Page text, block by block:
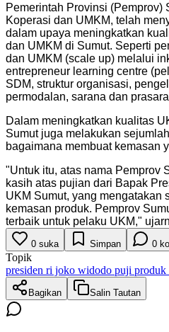
Pemerintah Provinsi (Pemprov)
Koperasi dan UMKM, telah
dalam upaya meningkatkan
dan UMKM di Sumut. Seperti
dan UMKM (scale up) melalui
entrepreneur learning centre
SDM, struktur organisasi,
permodalan, sarana dan
Dalam meningkatkan kualitas
Sumut juga melakukan
bagaimana membuat kemasan
"Untuk itu, atas nama Pemprov
kasih atas pujian dari Bapak
UKM Sumut, yang mengatakan
kemasan produk. Pemprov
terbaik untuk pelaku UKM,"
0 suka Simpan 0
Topik
presiden ri joko widodo puji produk
Bagikan Salin Tautan